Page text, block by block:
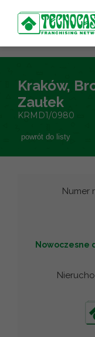
Kraków,
Zaułek
KRMD1/0980
powrót do listy
Numer
Nowoczesne